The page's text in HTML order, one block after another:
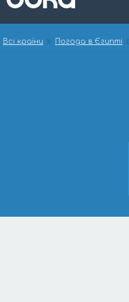
Всі країни Погода в Єгипті